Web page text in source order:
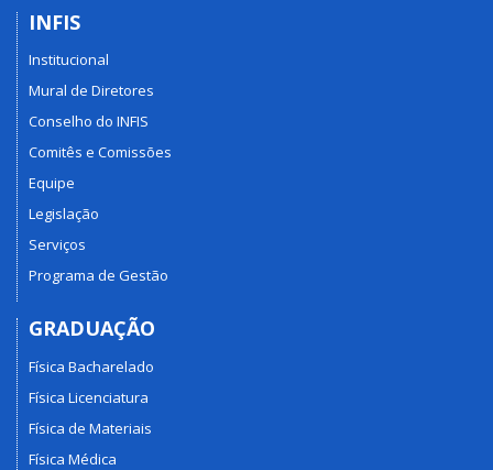
INFIS
Institucional
Mural de Diretores
Conselho do INFIS
Comitês e Comissões
Equipe
Legislação
Serviços
Programa de Gestão
GRADUAÇÃO
Física Bacharelado
Física Licenciatura
Física de Materiais
Física Médica